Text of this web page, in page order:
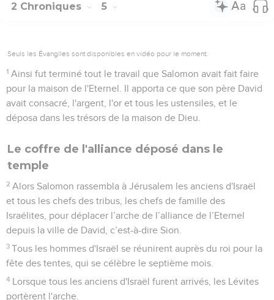
19 Salomon fit encore tous les autres ustensiles pour la
20 les chandeliers et leurs lampes en or pur, qu'on devait
allumer d’après la règle établie devant le sanctuaire,
21 avec les fleurs, les lampes et les mouchettes en or, en or
très pur ;
22 les couteaux, les coupes, les tasses et les brûle-parfums
temple, à l'entrée du lieu très saint, et pour la porte de la
salle située à l'entrée du temple.
2 Chroniques 5
Seuls les Évangiles sont disponibles en vidéo pour le moment.
Ainsi fut terminé tout le travail que Salomon avait fait faire
avait consacré, l'argent, l'or et tous les ustensiles, et le